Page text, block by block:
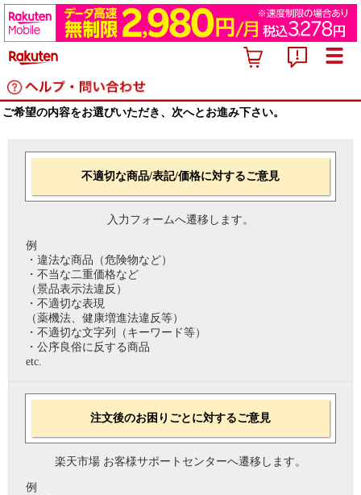
ご希望の内容をお選びいただき、次へとお進み下さい。
不適切な商品/表記/価格に対するご意見
入力フォームへ遷移します。
例
・違法な商品（危険物など）
・不当な二重価格など
（景品表示法違反）
・不適切な表現
（薬機法、健康増進法違反等）
・不適切な文字列（キーワード等）
・公序良俗に反する商品
etc.
注文後のお困りごとに対するご意見
楽天市場 お客様サポートセンターへ遷移します。
例